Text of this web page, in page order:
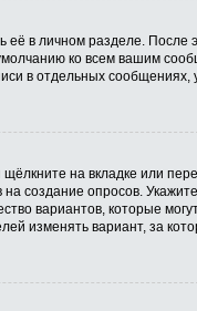
в личном разделе. После
ко всем вашим
в отдельных сообщениях,
на вкладке или
создание опросов.
вариантов, которые
изменять вариант, за